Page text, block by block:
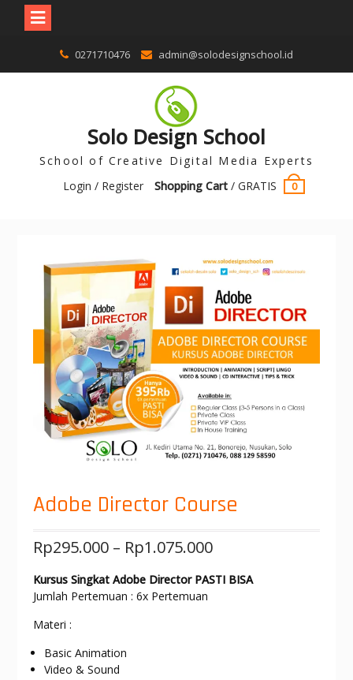
0271710476 admin@solodesignschool.id
Solo Design School
School of Creative Digital Media Experts
Login / Register
Shopping Cart/ GRATIS 0
Adobe Director Course
Rp295.000– Rp1.075.000
Kursus Singkat Adobe Director PASTI BISA
Jumlah Pertemuan : 6x Pertemuan
Materi :
Basic Animation
Video & Sound